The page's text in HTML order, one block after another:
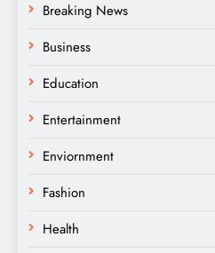
Breaking News
Business
Education
Entertainment
Enviornment
Fashion
Health